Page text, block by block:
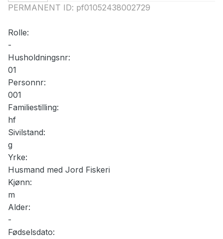
PERMANENT ID: pf01052438002729
Rolle:
-
Husholdningsnr:
01
Personnr:
001
Familiestilling:
hf
Sivilstand:
g
Yrke:
Husmand med Jord Fiskeri
Kjønn:
m
Alder:
-
Fødselsdato: